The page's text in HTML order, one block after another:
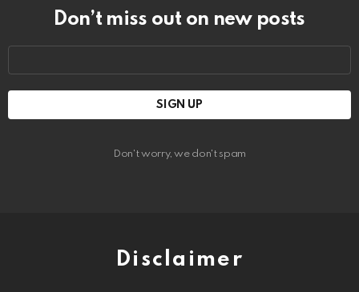
Don’t miss out on new posts
Don't worry, we don't spam
Disclaimer